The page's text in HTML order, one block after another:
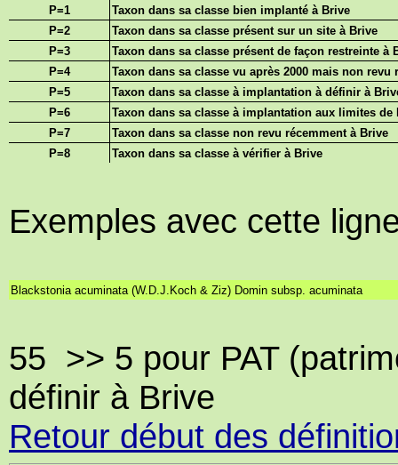
P=1
Taxon dans sa classe bien implanté à Brive
P=2
Taxon dans sa classe présent sur un site à Brive
P=3
Taxon dans sa classe présent de façon restreinte à
P=4
Taxon dans sa classe vu après 2000 mais non revu
P=5
Taxon dans sa classe à implantation à définir à
P=6
Taxon dans sa classe à implantation aux limites de
P=7
Taxon dans sa classe non revu récemment à Brive
P=8
Taxon dans sa classe à vérifier à Brive
Exemples avec cette
Blackstonia acuminata (W.D.J.Koch & Ziz) Domin subsp. acuminata
55 >> 5 pour PAT
définir à Brive
Retour début des